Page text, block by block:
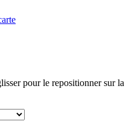
pour le repositionner sur la